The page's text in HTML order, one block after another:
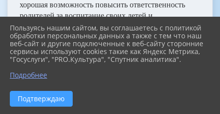
хорошая возможность повысить ответственность
родителей за воспитание своих детей и
формирование безопасного стиля поведения.
«Родительский патруль» дежурил около школы и
контролировал, как обучающиеся, родители
переходят дорогу, как передвигаются по пешеходной
дорожке, раздавали родителям памятки по обучению
детям правила безопасного движения на улице и
дороге.
Пользуясь нашим сайтом, вы соглашаетесь с политикой
обработки персональных данных а также с тем что наш
веб-сайт и другие подключенные к веб-сайту сторонние
сервисы используют cookies такие как Яндекс Метрика,
"Госуслуги", "PRO.Культура", "Спутник аналитика".
Подробнее
Подтверждаю